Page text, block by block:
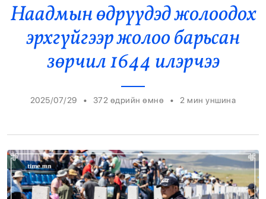
Нийтлэлчийн Булан
Эрүүл Мэнд
Орон Нутаг
Спорт
Энтертайнмент
Эрэн Сурвалжилга
Наадмын өдрүүдэд жолоодох
эрхгүйгээр жолоо барьсан
зөрчил 1644 илэрчээ
2025/07/29 • 372 өдрийн өмнө • 2 мин уншина